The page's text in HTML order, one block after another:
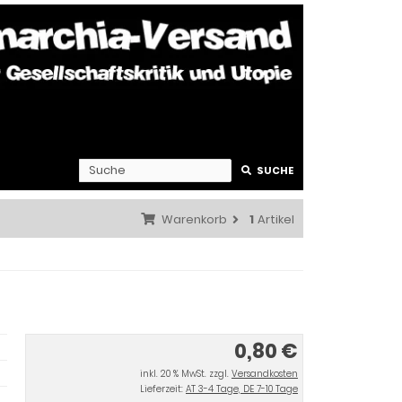
SUCHE
Warenkorb 1 Artikel
0,80 €
inkl. 20 % MwSt. zzgl. Versandkosten
Lieferzeit: AT 3-4 Tage, DE 7-10 Tage